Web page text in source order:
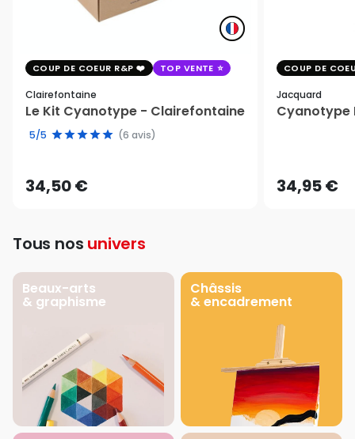
COUP DE COEUR R&P TOP VENTE
Clairefontaine
Le Kit Cyanotype - Clairefontaine
5/5 (6 avis)
34,50 €
COUP DE
Jacquard
Cyanotype
34,95 €
Tous nos univers
Beaux-arts
& graphisme
Châssis
& encadrement